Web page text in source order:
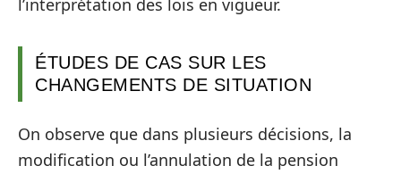
ÉTUDES DE CAS SUR LES
CHANGEMENTS DE SITUATION
On observe que dans plusieurs décisions, la
modification ou l’annulation de la pension